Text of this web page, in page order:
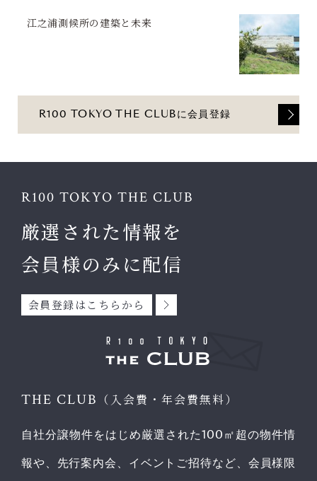
江之浦測候所の建築と未来
R100 TOKYO THE CLUBに会員登録
R100 TOKYO THE CLUB
厳選された情報を
会員様のみに配信
会員登録はこちらから
THE CLUB （入会費・年会費無料）
自社分譲物件をはじめ厳選された100㎡超の物件情
報や、先行案内会、イベントご招待など、会員様限